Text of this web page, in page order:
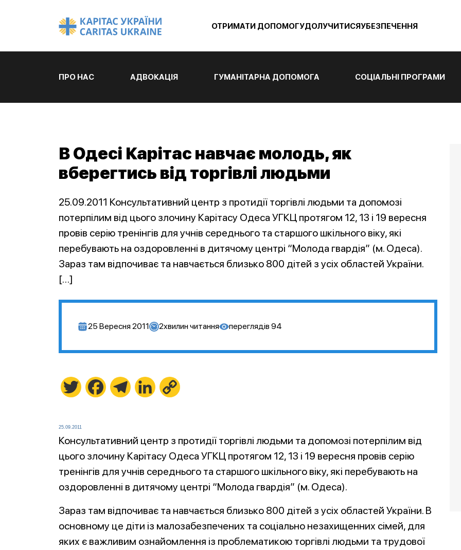
ОТРИМАТИ ДОПОМОГУДОЛУЧИТИСЯУБЕЗПЕЧЕННЯ
ПРО НАС АДВОКАЦІЯ ГУМАНІТАРНА ДОПОМОГА СОЦІАЛЬНІ ПРОГРАМИ
В Одесі Карітас навчає молодь, як
вберегтись від торгівлі людьми
25.09.2011 Консультативний центр з протидії торгівлі людьми та допомозі
потерпілим від цього злочину Карітасу Одеса УГКЦ протягом 12, 13 і 19 вересня
провів серію тренінгів для учнів середнього та старшого шкільного віку, які
перебувають на оздоровленні в дитячому центрі “Молода гвардія” (м. Одеса).
Зараз там відпочиває та навчається близько 800 дітей з усіх областей України.
[…]
25 Вересня 2011 2хвилин читання переглядів 94
Twitter FacebookTelegramLinkedIn
25.09.2011
Консультативний центр з протидії торгівлі людьми та допомозі потерпілим від
цього злочину Карітасу Одеса УГКЦ протягом 12, 13 і 19 вересня провів серію
тренінгів для учнів середнього та старшого шкільного віку, які перебувають на
оздоровленні в дитячому центрі “Молода гвардія” (м. Одеса).
Зараз там відпочиває та навчається близько 800 дітей з усіх областей України. В
основному це діти із малозабезпечених та соціально незахищенних сімей, для
яких є важливим ознайомлення із проблематикою торгівлі людьми та трудової